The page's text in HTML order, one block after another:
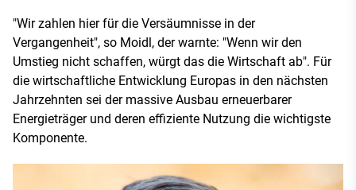
"Wir zahlen hier für die Versäumnisse in der
Vergangenheit", so Moidl, der warnte: "Wenn wir den
Umstieg nicht schaffen, würgt das die Wirtschaft ab". Für
die wirtschaftliche Entwicklung Europas in den nächsten
Jahrzehnten sei der massive Ausbau erneuerbarer
Energieträger und deren effiziente Nutzung die wichtigste
Komponente.